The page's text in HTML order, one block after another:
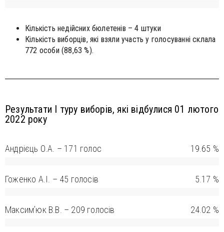
Кількість недійсних бюлетенів – 4 штуки
Кількість виборців, які взяли участь у голосуванні склала
772 особи (88,63 %).
Результати І туру виборів, які відбулися 01 лютого
2022 року
Андрієць О.А. – 171 голос 19.65 %
Гоженко А.І. – 45 голосів 5.17 %
Максим’юк В.В. – 209 голосів 24.02 %